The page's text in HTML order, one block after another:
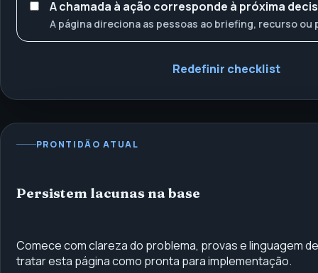
A chamada à ação corresponde à próxima
A página direciona as pessoas ao briefing, recurso
Redefinir checklist
PRONTIDÃO ATUAL
Persistem lacunas na base
Comece com clareza do problema, provas e linguagem
tratar esta página como pronta para implementação.